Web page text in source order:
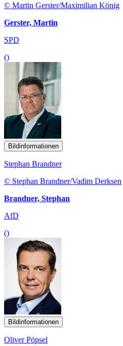
© Martin Gerster/Maximilian König
Gerster, Martin
SPD
()
Bildinformationen
Stephan Brandner
© Stephan Brandner/Vadim Derksen
Brandner, Stephan
AfD
()
Bildinformationen
Oliver Pöpsel